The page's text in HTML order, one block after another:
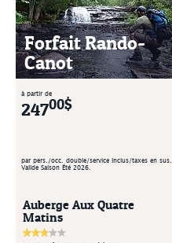
Forfait Rando-
Canot
à partir de
24700$
par pers./occ. double/service inclus/taxes en sus.
Valide Saison Été 2026.
Auberge Aux Quatre
Matins